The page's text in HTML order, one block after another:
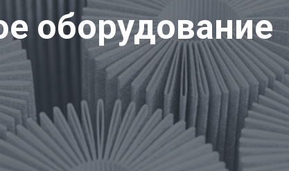
оборудование